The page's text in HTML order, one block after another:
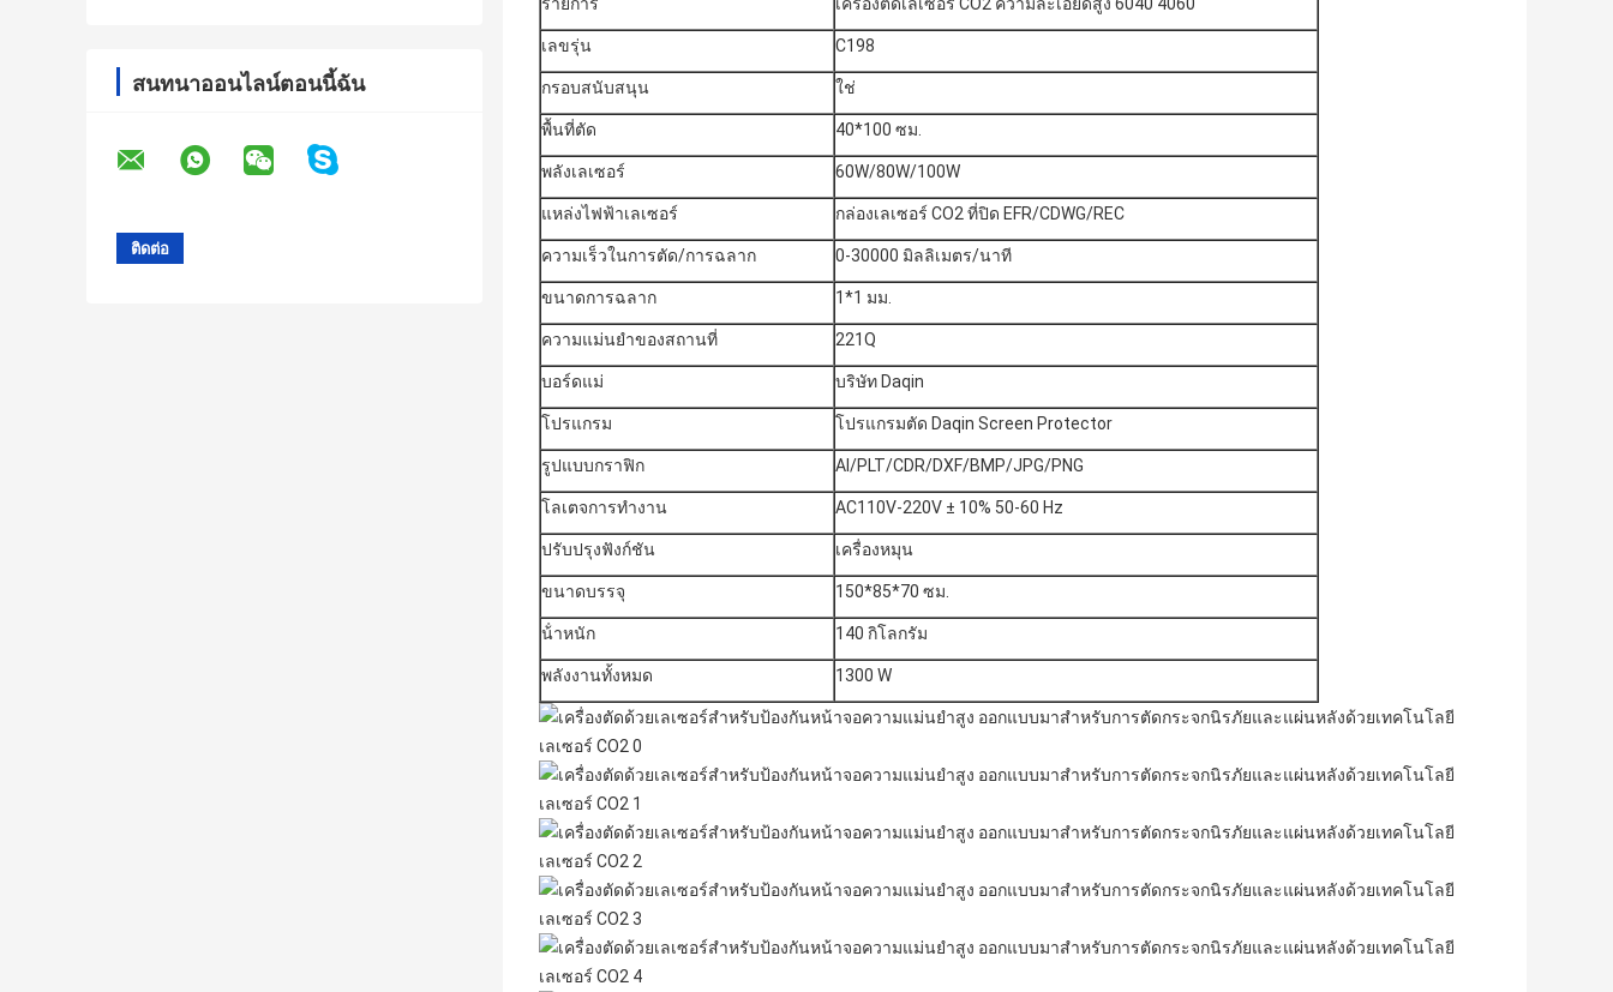
สนทนาออนไลน์ตอนนี้ฉัน
รายการ เครื่องตัดเลเซอร์ CO2 ความละเอียดสูง 6040 4060
เลขรุ่น C198
กรอบสนับสนุน ใช่
พื้นที่ตัด 40*100 ซม.
พลังเลเซอร์ 60W/80W/100W
แหล่งไฟฟ้าเลเซอร์ กล่องเลเซอร์ CO2 ที่ปิด EFR/CDWG/REC
ความเร็วในการตัด/การฉลาก 0-30000 มิลลิเมตร/นาที
ขนาดการฉลาก 1*1 มม.
ความแม่นยําของสถานที่ 221Q
บอร์ดแม่ บริษัท Daqin
โปรแกรม โปรแกรมตัด Daqin Screen Protector
รูปแบบกราฟิก AI/PLT/CDR/DXF/BMP/JPG/PNG
โลเตจการทํางาน AC110V-220V ± 10% 50-60 Hz
ปรับปรุงฟังก์ชัน เครื่องหมุน
ขนาดบรรจุ 150*85*70 ซม.
น้ําหนัก 140 กิโลกรัม
พลังงานทั้งหมด 1300 W